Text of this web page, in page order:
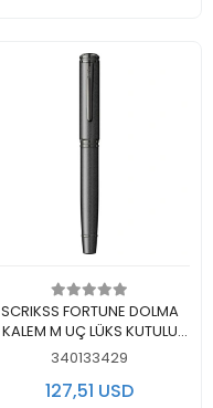
Add to cart
SCRIKSS FORTUNE DOLMA
KALEM M UÇ LÜKS KUTULU
MAT SİYAH -
340133429
127,51 USD